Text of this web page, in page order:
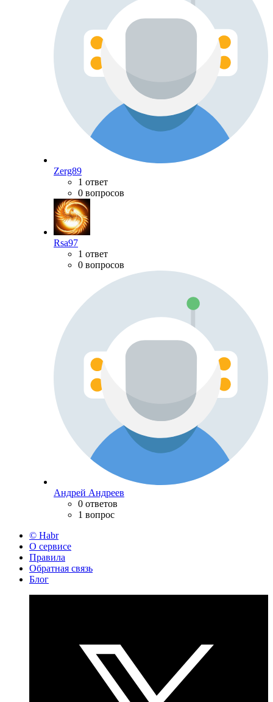
Zerg89
1 ответ
0 вопросов
Rsa97
1 ответ
0 вопросов
Андрей Андреев
0 ответов
1 вопрос
© Habr
О сервисе
Правила
Обратная связь
Блог